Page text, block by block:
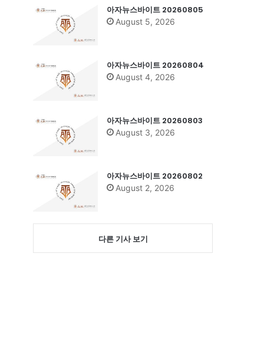
아자뉴스바이트 20260805
August 5, 2026
아자뉴스바이트 20260804
August 4, 2026
아자뉴스바이트 20260803
August 3, 2026
아자뉴스바이트 20260802
August 2, 2026
다른 기사 보기